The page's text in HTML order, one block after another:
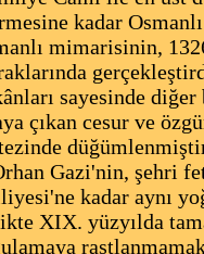
kadar
mimarisinin,
sayesinde
çıkan cesur ve
Gazi'nin, şehri
kadar aynı
XIX. yüzyılda